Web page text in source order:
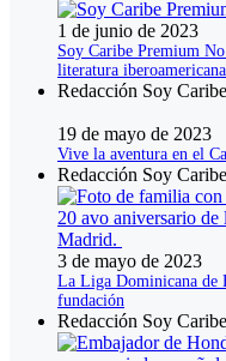
1 de junio de 2023
Soy Caribe Premium
literatura iberoamericana
Redacción Soy
19 de mayo de 2023
Vive la aventura en el
Redacción Soy
3 de mayo de 2023
La Liga Dominicana de
fundación
Redacción Soy